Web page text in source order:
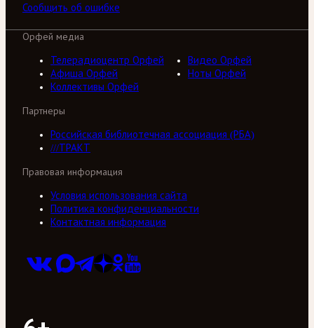
Сообщить об ошибке
Орфей медиа
Телерадиоцентр Орфей
Видео Орфей
Афиша Орфей
Ноты Орфей
Коллективы Орфей
Партнеры
Российская библиотечная ассоциация (РБА)
///ТРАКТ
Правовая информация
Условия использования сайта
Политика конфиденциальности
Контактная информация